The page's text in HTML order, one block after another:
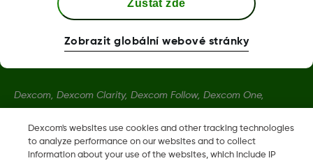
Další informace
Dexcom, Dexcom Clarity, Dexcom Follow, Dexcom One,
registrované ochranné známky ve Spojených státech a mohou
být registrovány v jiných zemích.
Dexcom's websites use cookies and other tracking technologies
to analyze performance on our websites and to collect
information about your use of the websites, which include IP
Zůstat zde
Zobrazit globální webové stránky